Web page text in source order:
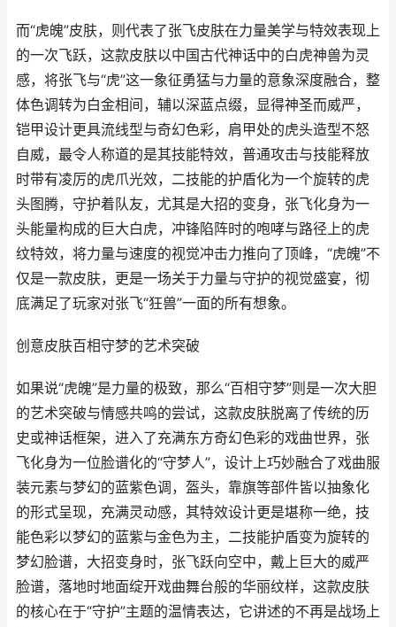
而“虎魄”皮肤，则代表了张飞皮肤在力量美学与特效表现上
的一次飞跃，这款皮肤以中国古代神话中的白虎神兽为灵
感，将张飞与“虎”这一象征勇猛与力量的意象深度融合，整
体色调转为白金相间，辅以深蓝点缀，显得神圣而威严，
铠甲设计更具流线型与奇幻色彩，肩甲处的虎头造型不怒
自威，最令人称道的是其技能特效，普通攻击与技能释放
时带有凌厉的虎爪光效，二技能的护盾化为一个旋转的虎
头图腾，守护着队友，尤其是大招的变身，张飞化身为一
头能量构成的巨大白虎，冲锋陷阵时的咆哮与路径上的虎
纹特效，将力量与速度的视觉冲击力推向了顶峰，“虎魄”不
仅是一款皮肤，更是一场关于力量与守护的视觉盛宴，彻
底满足了玩家对张飞“狂兽”一面的所有想象。
创意皮肤百相守梦的艺术突破
如果说“虎魄”是力量的极致，那么“百相守梦”则是一次大胆
的艺术突破与情感共鸣的尝试，这款皮肤脱离了传统的历
史或神话框架，进入了充满东方奇幻色彩的戏曲世界，张
飞化身为一位脸谱化的“守梦人”，设计上巧妙融合了戏曲服
装元素与梦幻的蓝紫色调，盔头，靠旗等部件皆以抽象化
的形式呈现，充满灵动感，其特效设计更是堪称一绝，技
能色彩以梦幻的蓝紫与金色为主，二技能护盾变为旋转的
梦幻脸谱，大招变身时，张飞跃向空中，戴上巨大的威严
脸谱，落地时地面绽开戏曲舞台般的华丽纹样，这款皮肤
的核心在于“守护”主题的温情表达，它讲述的不再是战场上